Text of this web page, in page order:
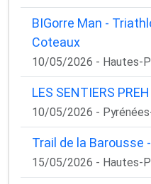
BIGorre Man -
Coteaux
10/05/2026 - Hautes-
LES SENTIERS
10/05/2026 -
Trail de la Barousse
15/05/2026 - Hautes-